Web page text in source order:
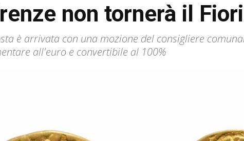
non tornerà il
è arrivata con una mozione del consigliere
all'euro e convertibile al 100%